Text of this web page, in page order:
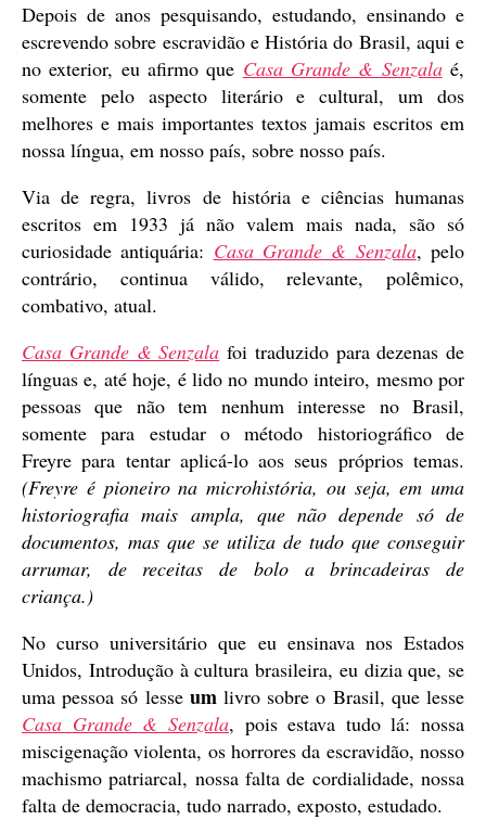
Depois de anos pesquisando, estudando, ensinando e
escrevendo sobre escravidão e História do Brasil, aqui e
no exterior, eu afirmo que Casa Grande & Senzalaé,
somente pelo aspecto literário e cultural, um dos
melhores e mais importantes textos jamais escritos em
nossa língua, em nosso país, sobre nosso país.
Via de regra, livros de história e ciências humanas
escritos em 1933 já não valem mais nada, são só
curiosidade antiquária: Casa Grande & Senzala, pelo
contrário, continua válido, relevante, polêmico,
combativo, atual.
Casa Grande & Senzala foi traduzido para dezenas de
línguas e, até hoje, é lido no mundo inteiro, mesmo por
pessoas que não tem nenhum interesse no Brasil,
somente para estudar o método historiográfico de
Freyre para tentar aplicá-lo aos seus próprios temas.
(Freyre é pioneiro na microhistória, ou seja, em uma
historiografia mais ampla, que não depende só de
documentos, mas que se utiliza de tudo que conseguir
arrumar, de receitas de bolo a brincadeiras de
criança.)
No curso universitário que eu ensinava nos Estados
Unidos, Introdução à cultura brasileira, eu dizia que, se
uma pessoa só lesse umlivro sobre o Brasil, que lesse
Casa Grande & Senzala, pois estava tudo lá: nossa
miscigenação violenta, os horrores da escravidão, nosso
machismo patriarcal, nossa falta de cordialidade, nossa
falta de democracia, tudo narrado, exposto, estudado.